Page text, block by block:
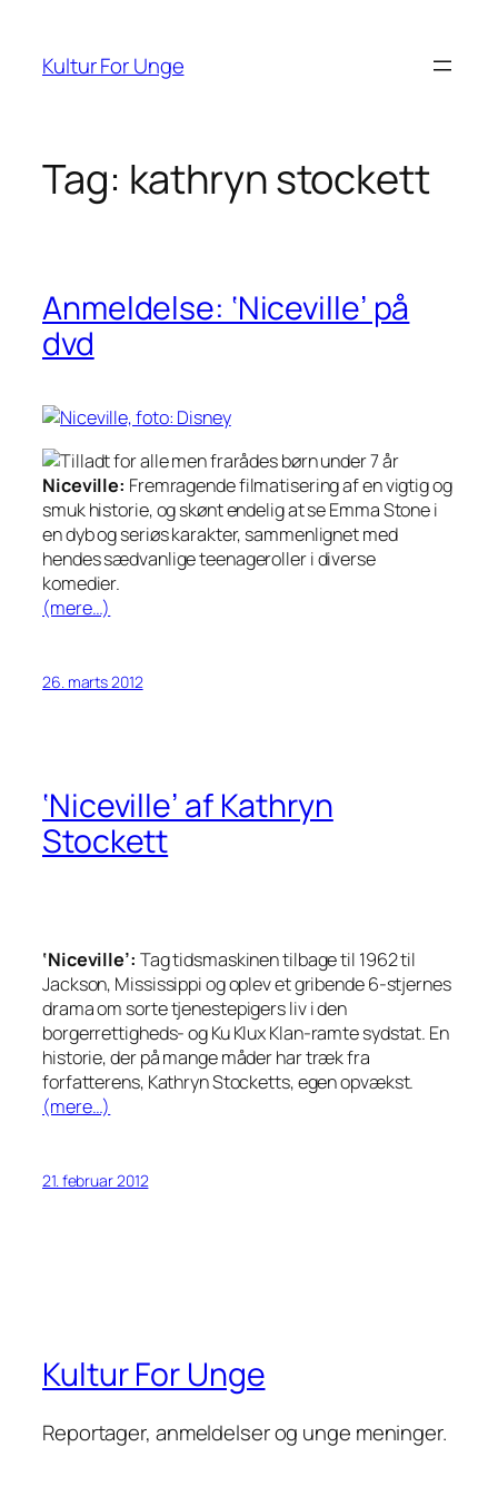
indhold
Kultur For Unge
Tag: kathryn stockett
Anmeldelse: ‘Niceville’ på
dvd
Niceville: Fremragende filmatisering af en vigtig og
smuk historie, og skønt endelig at se Emma Stone i
en dyb og seriøs karakter, sammenlignet med
hendes sædvanlige teenageroller i diverse
komedier.
(mere…)
26. marts 2012
‘Niceville’ af Kathryn
Stockett
‘Niceville’: Tag tidsmaskinen tilbage til 1962 til
Jackson, Mississippi og oplev et gribende 6-stjernes
drama om sorte tjenestepigers liv i den
borgerrettigheds- og Ku Klux Klan-ramte sydstat. En
historie, der på mange måder har træk fra
forfatterens, Kathryn Stocketts, egen opvækst.
(mere…)
21. februar 2012
Kultur For Unge
Reportager, anmeldelser og unge meninger.